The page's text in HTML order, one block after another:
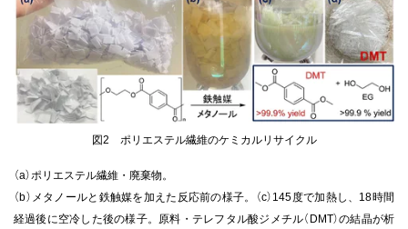
図2 ポリエステル繊維のケミカルリサイクル
（a）ポリエステル繊維・廃棄物。
（b）メタノールと鉄触媒を加えた反応前の様子。
（c）145度で加熱し、18時間
経過後に空冷した後の様子。原料・テレフタル酸ジメチル（DMT）の結晶が析